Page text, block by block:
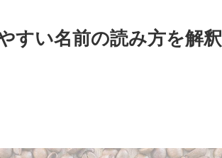
すい名前の読み方を解釈